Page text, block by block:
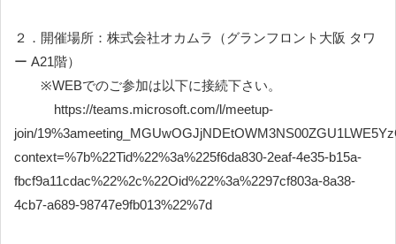
２．開催場所：株式会社オカムラ（グランフロント大阪 タワ
ー A21階）
※WEBでのご参加は以下に接続下さい。
https://teams.microsoft.com/l/meetup-
join/
context=%7b%22Tid%22%3a%225f6da830-2eaf-4e35-b15a-
fbcf9a11cdac%22%2c%22Oid%22%3a%2297cf803a-8a38-
4cb7-a689-98747e9fb013%22%7d